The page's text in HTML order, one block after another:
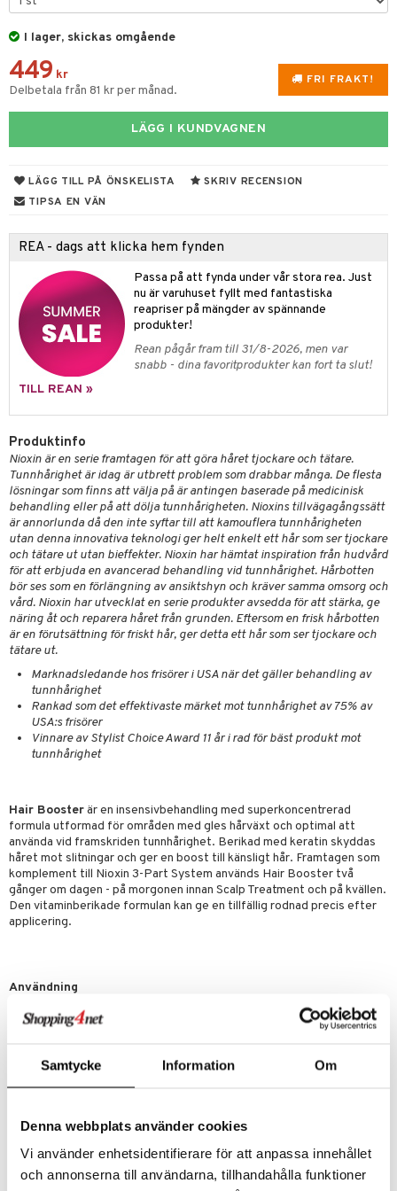
Samtycke Information Om
Denna webbplats använder cookies
Vi använder enhetsidentifierare för att anpassa innehållet
och annonserna till användarna, tillhandahålla funktioner
I lager, skickas omgående
FRI FRAKT!
449 kr
Delbetala från 81 kr per månad.
LÄGG I KUNDVAGNEN
LÄGG TILL PÅ ÖNSKELISTA
SKRIV RECENSION
TIPSA EN VÄN
REA - dags att klicka hem fynden
Passa på att fynda under vår stora rea. Just
nu är varuhuset fyllt med fantastiska
reapriser på mängder av spännande
produkter!
Rean pågår fram till 31/8-2026, men var
snabb - dina favoritprodukter kan fort ta slut!
TILL REAN »
Produktinfo
Nioxin är en serie framtagen för att göra håret tjockare och tätare.
Tunnhårighet är idag är utbrett problem som drabbar många. De flesta
lösningar som finns att välja på är antingen baserade på medicinisk
behandling eller på att dölja tunnhårigheten. Nioxins tillvägagångssätt
är annorlunda då den inte syftar till att kamouflera tunnhårigheten
utan denna innovativa teknologi ger helt enkelt ett hår som ser tjockare
och tätare ut utan bieffekter. Nioxin har hämtat inspiration från hudvård
för att erbjuda en avancerad behandling vid tunnhårighet. Hårbotten
bör ses som en förlängning av ansiktshyn och kräver samma omsorg och
vård. Nioxin har utvecklat en serie produkter avsedda för att stärka, ge
näring åt och reparera håret från grunden. Eftersom en frisk hårbotten
är en förutsättning för friskt hår, ger detta ett hår som ser tjockare och
tätare ut.
Marknadsledande hos frisörer i USA när det gäller behandling av
tunnhårighet
Rankad som det effektivaste märket mot tunnhårighet av 75% av
USA:s frisörer
Vinnare av Stylist Choice Award 11 år i rad för bäst produkt mot
tunnhårighet
Hair Boosterär en insensivbehandling med superkoncentrerad
formula utformad för områden med gles hårväxt och optimal att
använda vid framskriden tunnhårighet. Berikad med keratin skyddas
håret mot slitningar och ger en boost till känsligt hår. Framtagen som
komplement till Nioxin 3-Part System används Hair Booster två
gånger om dagen - på morgonen innan Scalp Treatment och på kvällen.
Den vitaminberikade formulan kan ge en tillfällig rodnad precis efter
applicering.
Användning
Fördela med fingertopparna där tunnhårighet förekommer och längs
med hårfästet. Applicera från rot till topp och låt vara. Skölj inte ur.
Aqua/Water/Eau, Phenoxyethanol, Benzyl Alcohol, PEG-23M,
Acetamide MEA, Acrylates/C10-30 Alkyl Acrylate Crosspolymer,
60, Sodium Benzoate, Tocopheryl Nicotinate, Methyl Nicotinate,
Mentha Arvensis Leaf Oil, Parfum/Fragrance, Sodium Chloride,
Propylene Glycol, Silica, Mentha Piperita(Peppermint) Oil, PEG-30
Dipolyhydroxystearate, Limonene, Lecithin, Serenoa Serrulata Fruit
Extract, Humulus Lupulus (Hops) Extract, Chondrus Crispus
hy
Dagcreme
/ Kajal
up
utan sol
& tvål
Set
& Baby
& Rumsdoft
de cologne
de parfum
de toilettetrimmers
produkter
utan sol
& Mustasch
utan sol
& tvål
shave balm
shave lotion
de cologne
de toilette
1: Rengöring
3: Fukt
och kroppsvård
och läppvård
up penslar
Elixir
Happy
Happy For Men
till män
och skydd
och rengöring
svar